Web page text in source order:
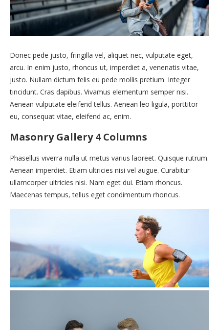
Donec pede justo, fringilla vel, aliquet nec, vulputate eget,
arcu. In enim justo, rhoncus ut, imperdiet a, venenatis vitae,
justo. Nullam dictum felis eu pede mollis pretium. Integer
tincidunt. Cras dapibus. Vivamus elementum semper nisi.
Aenean vulputate eleifend tellus. Aenean leo ligula, porttitor
eu, consequat vitae, eleifend ac, enim.
Masonry Gallery 4 Columns
Phasellus viverra nulla ut metus varius laoreet. Quisque rutrum.
Aenean imperdiet. Etiam ultricies nisi vel augue. Curabitur
ullamcorper ultricies nisi. Nam eget dui. Etiam rhoncus.
Maecenas tempus, tellus eget condimentum rhoncus.